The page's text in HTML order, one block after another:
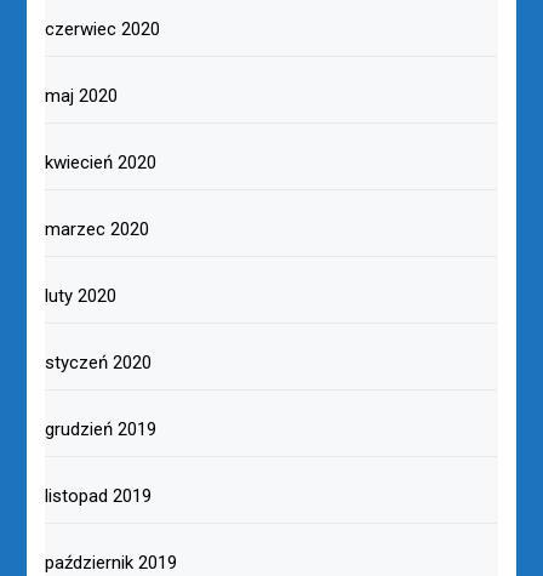
czerwiec 2020
maj 2020
kwiecień 2020
marzec 2020
luty 2020
styczeń 2020
grudzień 2019
listopad 2019
październik 2019